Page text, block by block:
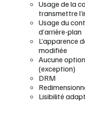
Usage de la
transmettre
Usage du
d’arrière-plan
L’apparence
modifiée
Aucune
(exception)
DRM
Lisibilité